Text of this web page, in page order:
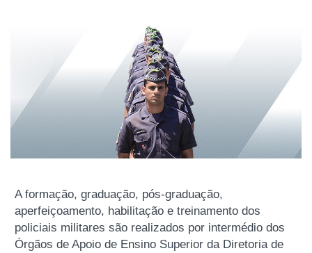
A formação, graduação, pós-graduação,
aperfeiçoamento, habilitação e treinamento dos
policiais militares são realizados por intermédio dos
Órgãos de Apoio de Ensino Superior da Diretoria de